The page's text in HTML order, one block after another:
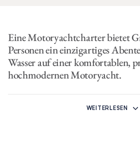
Eine Motoryachtcharter bietet
Personen ein einzigartiges
Wasser auf einer komfortablen,
hochmodernen Motoryacht.
Zur Auswahl stehen Modelle mit
eleganten Außenbereichen und
WEITERLESEN